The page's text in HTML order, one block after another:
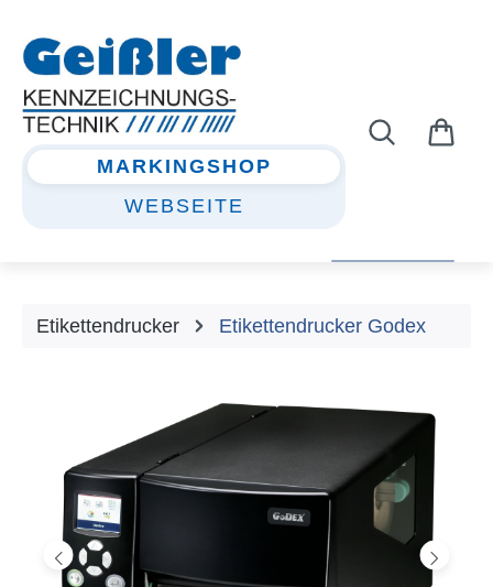
MARKINGSHOP
WEBSEITE
Etikettendrucker Etikettendrucker Godex
Bildergalerie überspringen